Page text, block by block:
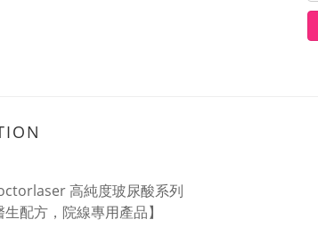
高純度玻尿酸系列
生配方，院線專用產品】